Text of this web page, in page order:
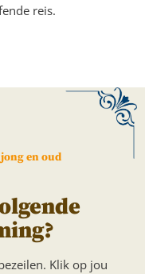
reis.
en oud
Klik op jou